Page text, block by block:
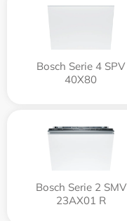
Bosch Serie 4 SPV
40X80
Bosch Serie 2 SMV
23AX01 R